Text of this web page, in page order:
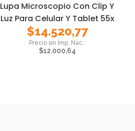
Lupa Microscopio Con Clip Y
Luz Para Celular Y Tablet 55x
$14.520,77
$12.000,64